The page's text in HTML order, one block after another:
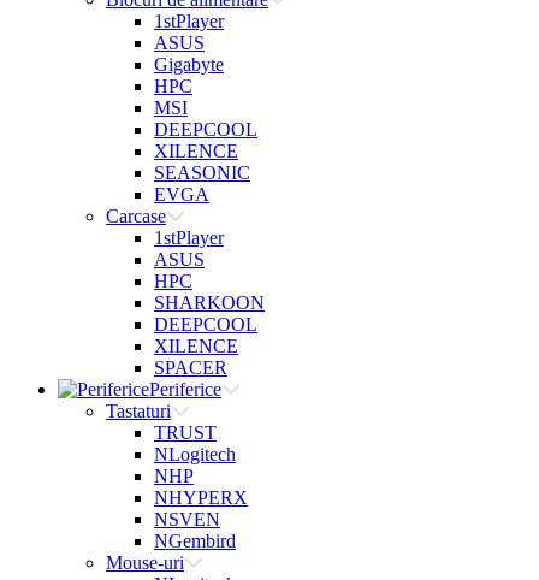
1stPlayer
ASUS
Gigabyte
HPC
MSI
DEEPCOOL
XILENCE
SEASONIC
EVGA
Carcase
1stPlayer
ASUS
HPC
SHARKOON
DEEPCOOL
XILENCE
SPACER
Periferice
Tastaturi
TRUST
NLogitech
NHP
NHYPERX
NSVEN
NGembird
Mouse-uri